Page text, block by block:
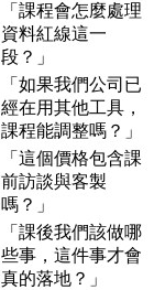
「課程會怎麼處理
資料紅線這一
段？」
「如果我們公司已
經在用其他工具，
課程能調整嗎？」
「這個價格包含課
前訪談與客製
嗎？」
「課後我們該做哪
些事，這件事才會
真的落地？」